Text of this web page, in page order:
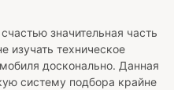
значительная часть
изучать техническое
досконально. Данная
систему подбора крайне